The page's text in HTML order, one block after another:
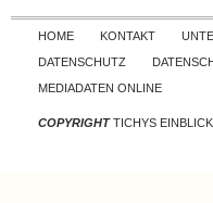
HOME KONTAKT
DATENSCHUTZ
MEDIADATEN ONLINE
COPYRIGHTTICHYS